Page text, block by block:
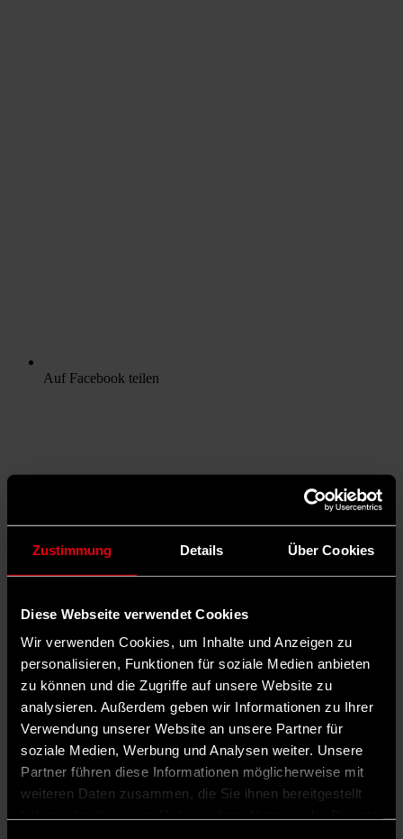
Zustimmung Details Über Cookies
Diese Webseite verwendet Cookies
Wir verwenden Cookies, um Inhalte und Anzeigen zu
personalisieren, Funktionen für soziale Medien anbieten
zu können und die Zugriffe auf unsere Website zu
analysieren. Außerdem geben wir Informationen zu Ihrer
Verwendung unserer Website an unsere Partner für
soziale Medien, Werbung und Analysen weiter. Unsere
Partner führen diese Informationen möglicherweise mit
weiteren Daten zusammen, die Sie ihnen bereitgestellt
Auf Facebook teilen
Auf X teilen
Teilen 0 Kommentare Dark Mode